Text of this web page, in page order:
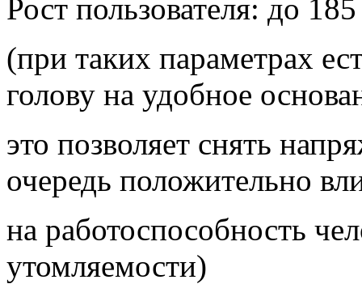
Рост пользователя: до
(при таких параметрах
голову на удобное
это позволяет снять
очередь положительно
на работоспособность
утомляемости)